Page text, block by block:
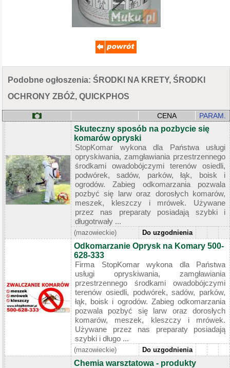
Podobne ogłoszenia: ŚRODKI NA KRETY, ŚRODKI
OCHRONY ZBÓŻ, QUICKPHOS
CENA PARAM.
Skuteczny sposób na pozbycie się
komarów opryski
StopKomar wykona dla Państwa usługi
opryskiwania, zamgławiania przestrzennego
środkami owadobójczymi terenów osiedli,
podwórek, sadów, parków, łąk, boisk i
ogrodów. Zabieg odkomarzania pozwala
pozbyć się larw oraz dorosłych komarów,
meszek, kleszczy i mrówek. Używane
przez nas preparaty posiadają szybki i
długotrwały ...
(mazowieckie) Do uzgodnienia
Odkomarzanie Oprysk na Komary 500-
628-333
Firma StopKomar wykona dla Państwa
usługi opryskiwania, zamgławiania
przestrzennego środkami owadobójczymi
terenów osiedli, podwórek, sadów, parków,
łąk, boisk i ogrodów. Zabieg odkomarzania
pozwala pozbyć się larw oraz dorosłych
komarów, meszek, kleszczy i mrówek.
Używane przez nas preparaty posiadają
szybki i długo ...
(mazowieckie) Do uzgodnienia
Chemia warsztatowa - produkty